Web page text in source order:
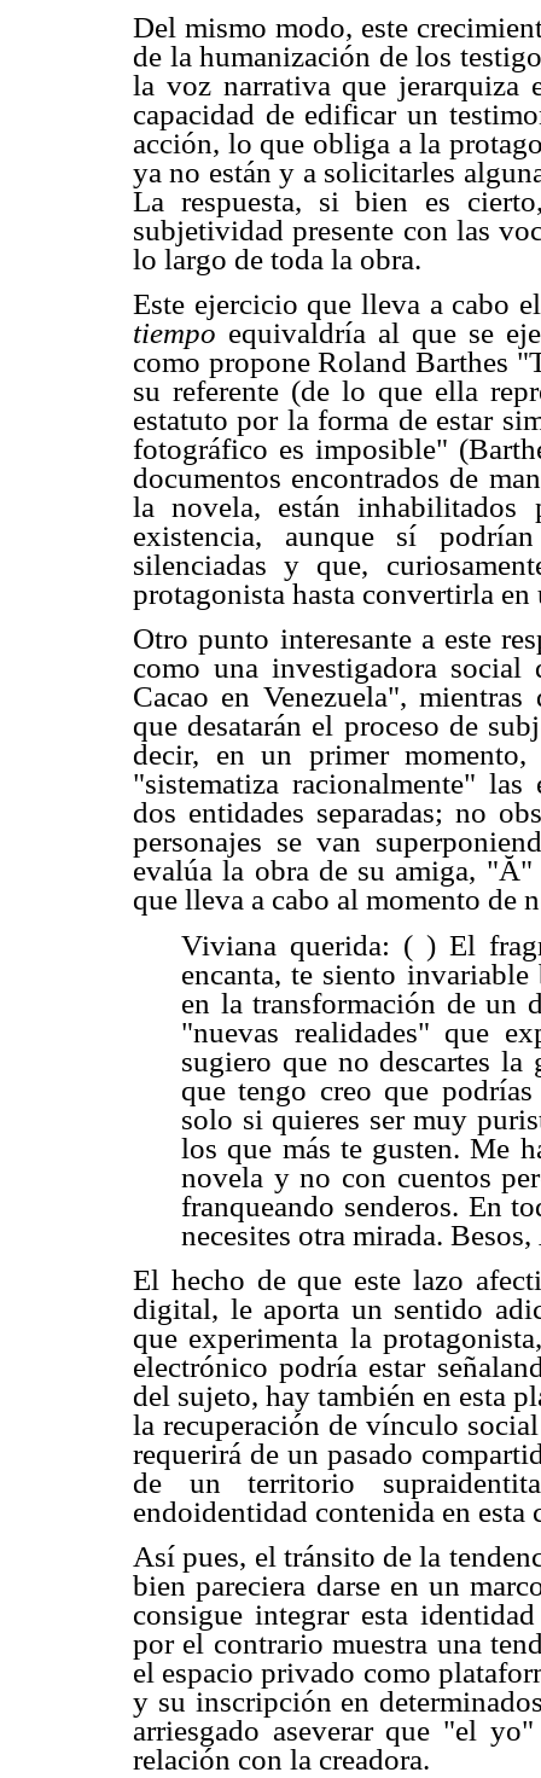
Del mismo modo, este
de la humanización de los
la voz narrativa que jerarquiza
capacidad de edificar un
acción, lo que obliga a la
ya no están y a solicitarles
La respuesta, si bien es
subjetividad presente con las
lo largo de toda la obra.
Este ejercicio que lleva a cabo
tiempo equivaldría al que se
como propone Roland Barthes
su referente (de lo que ella
estatuto por la forma de estar
fotográfico es imposible"
documentos encontrados de
la novela, están inhabilitados
existencia, aunque sí
silenciadas y que,
protagonista hasta convertirla
Otro punto interesante a este
como una investigadora
Cacao en Venezuela",
que desatarán el proceso de
decir, en un primer
"sistematiza racionalmente"
dos entidades separadas; no
personajes se van
evalúa la obra de su amiga,
que lleva a cabo al momento de
Viviana querida: ( ) El
encanta, te siento
en la transformación de un
"nuevas realidades" que
sugiero que no descartes la
que tengo creo que
solo si quieres ser muy
los que más te gusten. Me
novela y no con cuentos
franqueando senderos. En
necesites otra mirada.
El hecho de que este lazo
digital, le aporta un sentido
que experimenta la
electrónico podría estar
del sujeto, hay también en esta
la recuperación de vínculo
requerirá de un pasado
de un territorio
endoidentidad contenida en
Así pues, el tránsito de la
bien pareciera darse en un
consigue integrar esta
por el contrario muestra una
el espacio privado como
y su inscripción en
arriesgado aseverar que "el
relación con la creadora.